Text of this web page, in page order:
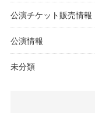
公演チケット販売情報
公演情報
未分類